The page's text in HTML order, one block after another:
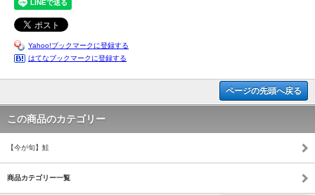
Yahoo!ブックマークに登録する
はてなブックマークに登録する
ページの先頭へ戻る
この商品のカテゴリー
【今が旬】鮭
商品カテゴリー一覧